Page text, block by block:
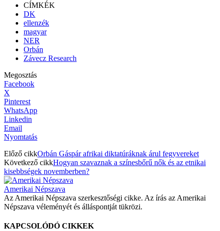
CÍMKÉK
DK
ellenzék
magyar
NER
Orbán
Závecz Research
Megosztás
Facebook
X
Pinterest
WhatsApp
Linkedin
Email
Nyomtatás
Előző cikkOrbán Gáspár afrikai diktatúráknak árul fegyvereket
Következő cikkHogyan szavaznak a színesbőrű nők és az etnikai
kisebbségek novemberben?
Amerikai Népszava
Az Amerikai Népszava szerkesztőségi cikke. Az írás az Amerikai
Népszava véleményét és álláspontját tükrözi.
KAPCSOLÓDÓ CIKKEK